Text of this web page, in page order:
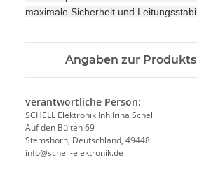
maximale Sicherheit und
Angaben zur
verantwortliche Person:
SCHELL Elektronik Inh.Irina Schell
Auf den Bülten 69
Stemshorn, Deutschland, 49448
info@schell-elektronik.de